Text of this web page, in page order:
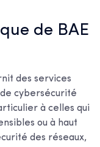
de BAE
des services
cybersécurité
à celles qui
ou à haut
des réseaux,